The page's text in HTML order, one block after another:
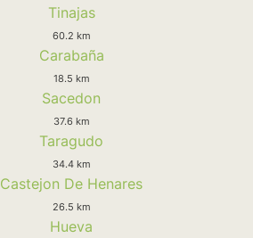
Tinajas
60.2 km
Carabaña
18.5 km
Sacedon
37.6 km
Taragudo
34.4 km
Castejon De Henares
26.5 km
Hueva